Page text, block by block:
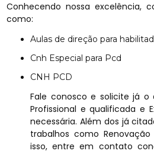
Conhecendo nossa excelência,
como:
Aulas de direção para
Cnh Especial para Pcd
CNH PCD
Fale conosco e solicite já
Profissional e qualificada e
necessária. Além dos já
trabalhos como
isso, entre em contato